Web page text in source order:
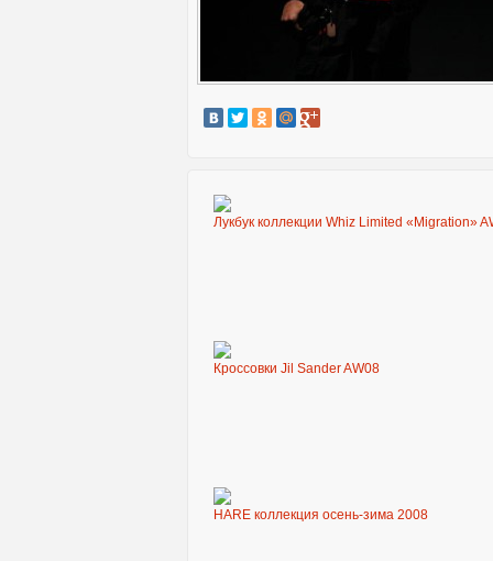
Лукбук коллекции Whiz Limited «Migration»
Кроссовки Jil Sander AW08
HARE коллекция осень-зима 2008